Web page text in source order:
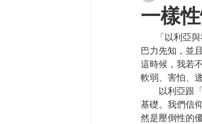
一樣
巴力先知，並
這時候，我若
軟弱、害怕、
基礎。我們信
然是壓倒性的